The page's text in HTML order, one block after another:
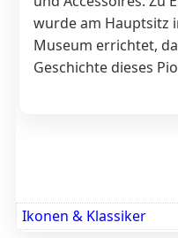
wurde am Hauptsitz
Museum errichtet,
Geschichte dieses
Ikonen & Klassiker